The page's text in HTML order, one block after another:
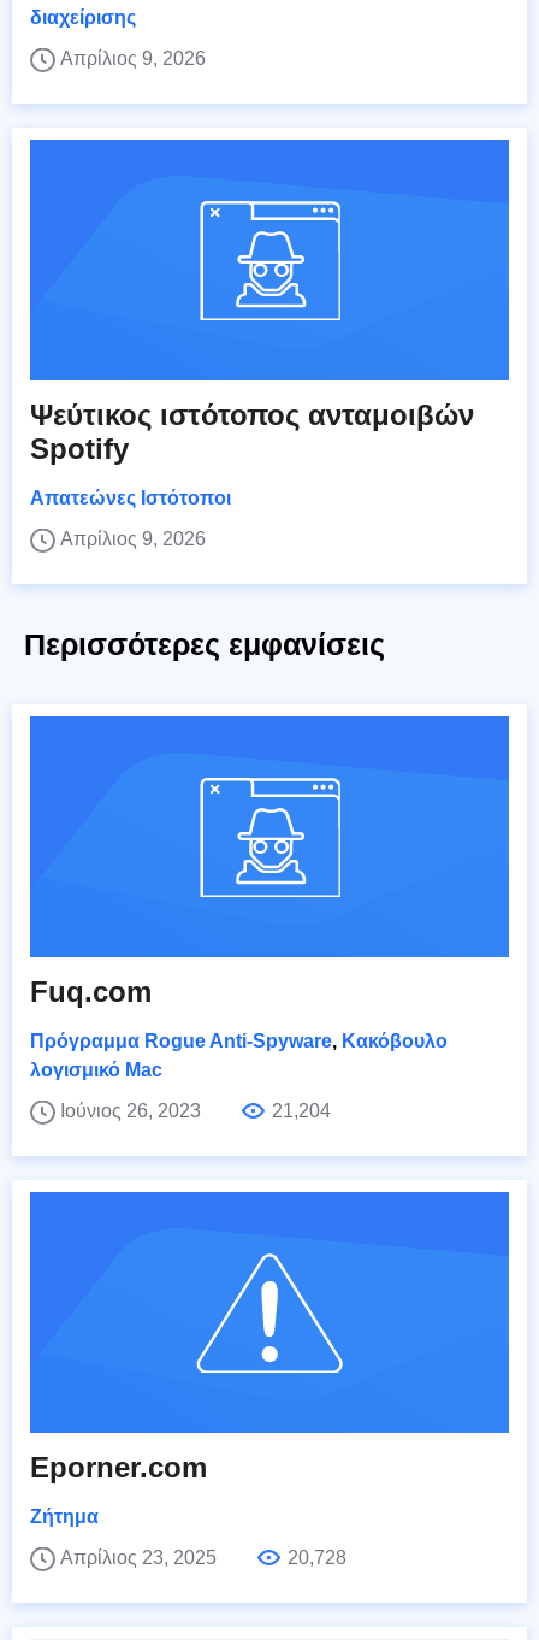
διαχείρισης
Απρίλιος 9, 2026
Ψεύτικος ιστότοπος ανταμοιβών
Spotify
Απατεώνες Ιστότοποι
Απρίλιος 9, 2026
Περισσότερες εμφανίσεις
Fuq.com
Πρόγραμμα Rogue Anti-Spyware, Κακόβουλο
λογισμικό Mac
Ιούνιος 26, 2023
21,204
Eporner.com
Ζήτημα
Απρίλιος 23, 2025
20,728